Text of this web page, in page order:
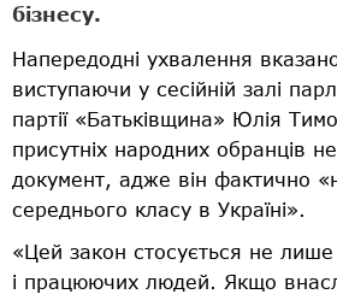
бізнесу.
Напередодні ухвалення
виступаючи у сесійній залі
партії «Батьківщина» Юлія
присутніх народних обранців
документ, адже він фактично
середнього класу в Україні».
«Цей закон стосується не
і працюючих людей. Якщо